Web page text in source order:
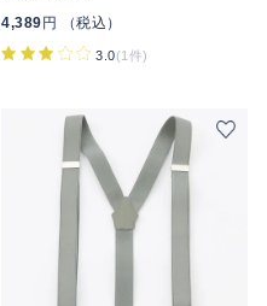
4,389 円 （税込）
3.0(1件)